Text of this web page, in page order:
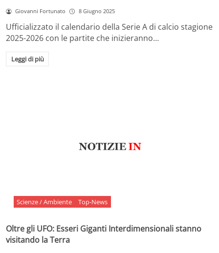
Giovanni Fortunato 8 Giugno 2025
Ufficializzato il calendario della Serie A di calcio stagione
2025-2026 con le partite che inizieranno…
Leggi di più
Scienze / Ambiente Top-News
Oltre gli UFO: Esseri Giganti Interdimensionali stanno
visitando la Terra